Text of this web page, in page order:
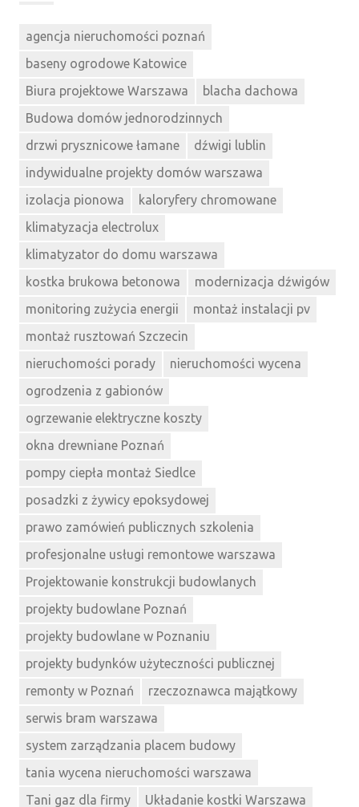
agencja nieruchomości poznań
baseny ogrodowe Katowice
Biura projektowe Warszawa
blacha dachowa
Budowa domów jednorodzinnych
drzwi prysznicowe łamane
dźwigi lublin
indywidualne projekty domów warszawa
izolacja pionowa
kaloryfery chromowane
klimatyzacja electrolux
klimatyzator do domu warszawa
kostka brukowa betonowa
modernizacja dźwigów
monitoring zużycia energii
montaż instalacji pv
montaż rusztowań Szczecin
nieruchomości porady
nieruchomości wycena
ogrodzenia z gabionów
ogrzewanie elektryczne koszty
okna drewniane Poznań
pompy ciepła montaż Siedlce
posadzki z żywicy epoksydowej
prawo zamówień publicznych szkolenia
profesjonalne usługi remontowe warszawa
Projektowanie konstrukcji budowlanych
projekty budowlane Poznań
projekty budowlane w Poznaniu
projekty budynków użyteczności publicznej
remonty w Poznań
rzeczoznawca majątkowy
serwis bram warszawa
system zarządzania placem budowy
tania wycena nieruchomości warszawa
Tani gaz dla firmy
Układanie kostki Warszawa